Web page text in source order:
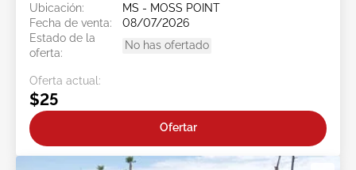
Ubicación:
MS - MOSS POINT
Fecha de venta:
08/07/2026
Estado de la
oferta:
No has ofertado
Oferta actual:
$25
Ofertar